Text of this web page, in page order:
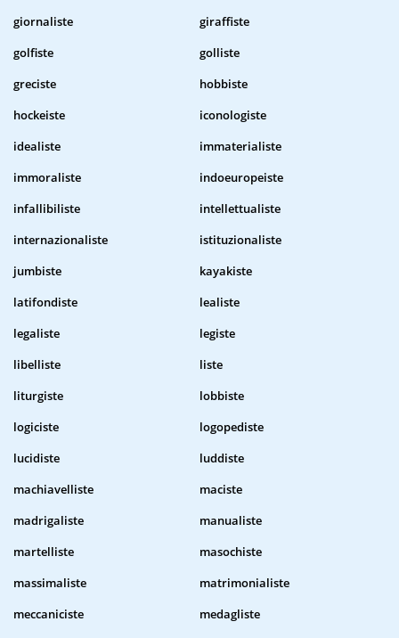
giornaliste
giraffiste
golfiste
golliste
greciste
hobbiste
hockeiste
iconologiste
idealiste
immaterialiste
immoraliste
indoeuropeiste
infallibiliste
intellettualiste
internazionaliste
istituzionaliste
jumbiste
kayakiste
latifondiste
lealiste
legaliste
legiste
libelliste
liste
liturgiste
lobbiste
logiciste
logopediste
lucidiste
luddiste
machiavelliste
maciste
madrigaliste
manualiste
martelliste
masochiste
massimaliste
matrimonialiste
meccaniciste
medagliste